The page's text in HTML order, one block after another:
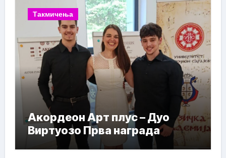
Такмичења
Акордеон Арт плус – Дуо
Виртуозо Прва награда